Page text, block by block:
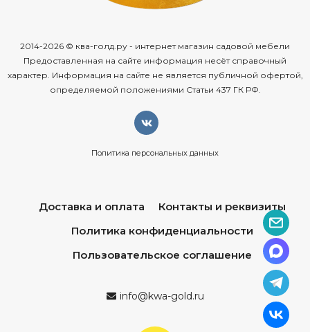
2014-2026 © ква-голд.ру - интернет магазин садовой мебели
Предоставленная на сайте информация несёт справочный
характер. Информация на сайте не является публичной офертой,
определяемой положениями Статьи 437 ГК РФ.
Политика персональных данных
Доставка и оплата
Контакты и реквизиты
Политика конфиденциальности
Пользовательское соглашение
info@kwa-gold.ru